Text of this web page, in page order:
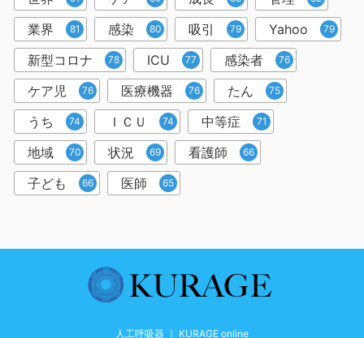
業界 81 感染 80 吸引 79 Yahoo 79
新型コロナ 78 ICU 77 感染者 76
ケア児 76 医療機器 76 たん 75
うち 74 ＩＣＵ 74 中等症 71
地域 70 状況 69 看護師 66
子ども 66 医師 65
人工呼吸器 ｜ KURAGE online